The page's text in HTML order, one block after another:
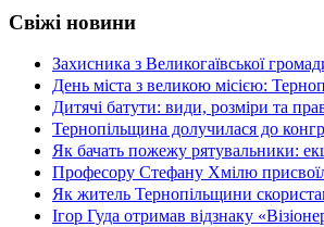
Свіжі новини
Захисника з Великогаївської
День міста з великою місією:
Дитячі батути: види, розміри та
Тернопільщина долучилася до
Як бачать пожежу рятувальники:
Професору Стефану Хмілю
Як житель Тернопільщини
Ігор Гуда отримав відзнаку